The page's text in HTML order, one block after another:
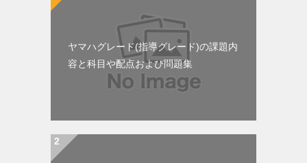
ヤマハグレード(指導グレード)の課題内
容と科目や配点および問題集